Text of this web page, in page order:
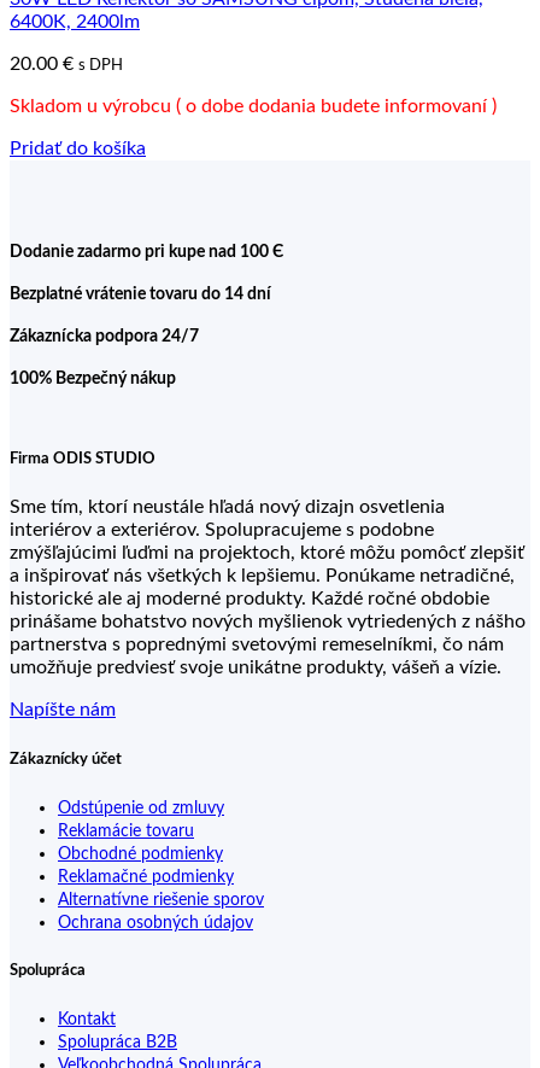
6400K, 2400lm
20.00 € s DPH
Skladom u výrobcu ( o dobe dodania budete informovaní )
Pridať do košíka
Dodanie zadarmo pri kupe nad 100 Є
Bezplatné vrátenie tovaru do 14 dní
Zákaznícka podpora 24/7
100% Bezpečný nákup
Firma ODIS STUDIO
Sme tím, ktorí neustále hľadá nový dizajn osvetlenia
interiérov a exteriérov. Spolupracujeme s podobne
zmýšľajúcimi ľuďmi na projektoch, ktoré môžu pomôcť zlepšiť
a inšpirovať nás všetkých k lepšiemu. Ponúkame netradičné,
historické ale aj moderné produkty. Každé ročné obdobie
prinášame bohatstvo nových myšlienok vytriedených z nášho
partnerstva s poprednými svetovými remeselníkmi, čo nám
umožňuje predviesť svoje unikátne produkty, vášeň a vízie.
Napíšte nám
Zákaznícky účet
Odstúpenie od zmluvy
Reklamácie tovaru
Obchodné podmienky
Reklamačné podmienky
Alternatívne riešenie sporov
Ochrana osobných údajov
Spolupráca
Kontakt
Spolupráca B2B